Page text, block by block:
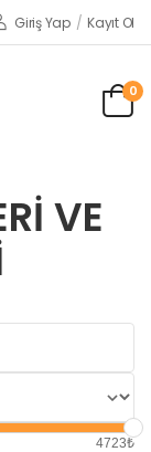
Giriş Yap / Kayıt Ol
0
VE
4723₺